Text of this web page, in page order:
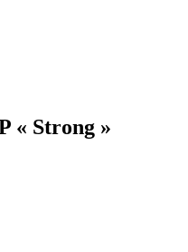
« Strong »